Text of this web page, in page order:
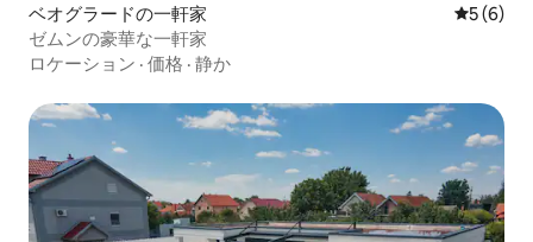
ベオグラードの一軒家 レビュー
5 (6)
ゼムンの豪華な一軒家
ロケーション · 価格 · 静か